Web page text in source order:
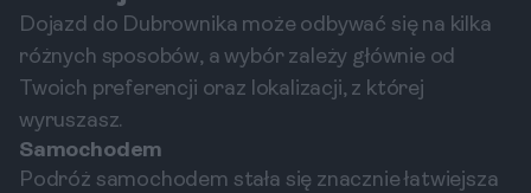
Dojazd do Dubrownika może odbywać się na kilka
różnych sposobów, a wybór zależy głównie od
Twoich preferencji oraz lokalizacji, z której
wyruszasz.
Samochodem
Podróż samochodem stała się znacznie łatwiejsza